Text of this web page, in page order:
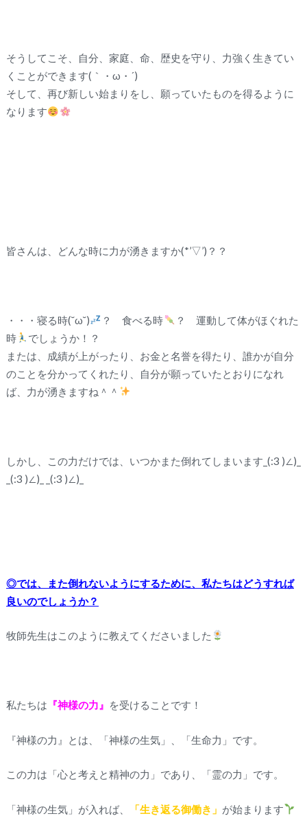
そうしてこそ、自分、家庭、命、歴史を守り、力強く生きてい
くことができます(｀・ω・´)
そして、再び新しい始まりをし、願っていたものを得るように
なります
皆さんは、どんな時に力が湧きますか(*’▽’)？？
・・・寝る時(˘ω˘) ？ 食べる時
？ 運動して体がほぐれた
時
でしょうか！？
または、成績が上がったり、お金と名誉を得たり、誰かが自分
のことを分かってくれたり、自分が願っていたとおりになれ
ば、力が湧きますね＾＾
しかし、この力だけでは、いつかまた倒れてしまいます_(:3 )∠)_
_(:3 )∠)_ _(:3 )∠)_
◎では、また倒れないようにするために、私たちはどうすれば
良いのでしょうか？
牧師先生はこのように教えてくださいました
私たちは 『神様の力』 を受けることです！
『神様の力』とは、「神様の生気」、「生命力」です。
この力は「心と考えと精神の力」であり、「霊の力」です。
「神様の生気」が入れば、 「生き返る御働き」 が始まります